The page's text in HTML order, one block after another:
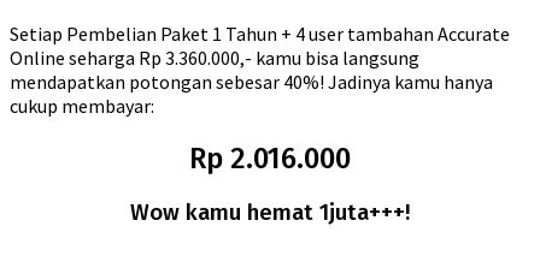
Setiap Pembelian Paket 1 Tahun + 4 user tambahan Accurate
Online seharga Rp 3.360.000,- kamu bisa langsung
mendapatkan potongan sebesar 40%! Jadinya kamu hanya
cukup membayar:
Rp 2.016.000
Wow kamu hemat 1juta+++!